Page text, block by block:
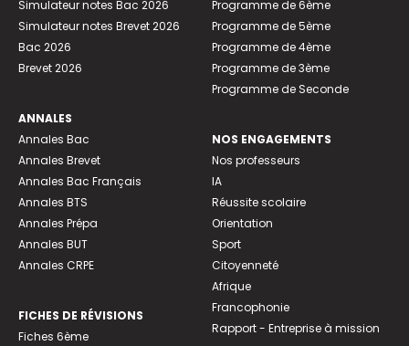
Simulateur notes Bac 2026
Simulateur notes Brevet 2026
Bac 2026
Brevet 2026
ANNALES
Annales Bac
Annales Brevet
Annales Bac Français
Annales BTS
Annales Prépa
Annales BUT
Annales CRPE
FICHES DE RÉVISIONS
Fiches 6ème
Programme de 6ème
Programme de 5ème
Programme de 4ème
Programme de 3ème
Programme de Seconde
NOS ENGAGEMENTS
Nos professeurs
IA
Réussite scolaire
Orientation
Sport
Citoyenneté
Afrique
Francophonie
Rapport - Entreprise à mission